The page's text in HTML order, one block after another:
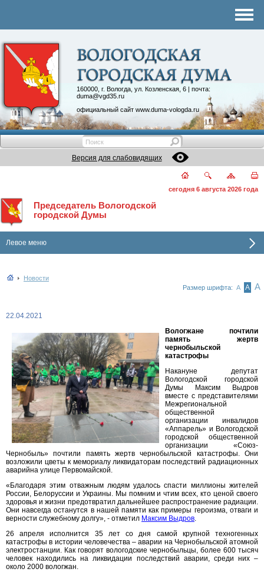
160000, г. Вологда, ул. Козленская, 6 | почта:
duma@vgd35.ru
официальный сайт www.duma-vologda.ru
Контакты
Депутатские объединения
Версия для слабовидящих
сегодня 6 августа 2026 года
Председатель Вологодской
городской Думы
Левое меню
Новости
Размер шрифта: А А А
22.04.2021
Вологжане почтили
память жертв
чернобыльской
катастрофы
Накануне депутат
Вологодской городской
Думы Максим Выдров
вместе с представителями
Межрегиональной
общественной
организации инвалидов
«Аппарель» и Вологодской
городской общественной
организации «Союз-
Чернобыль» почтили память жертв чернобыльской катастрофы. Они
возложили цветы к мемориалу ликвидаторам последствий радиационных
аварийна улице Первомайской.
«Благодаря этим отважным людям удалось спасти миллионы жителей
России, Белоруссии и Украины. Мы помним и чтим всех, кто ценой своего
здоровья и жизни предотвратил дальнейшее распространение радиации.
Они навсегда останутся в нашей памяти как примеры героизма, отваги и
верности служебному долгу», - отметил Максим Выдров.
26 апреля исполнится 35 лет со дня самой крупной техногенных
катастрофы в истории человечества – аварии на Чернобыльской атомной
электростанции. Как говорят вологодские чернобыльцы, более 600 тысяч
человек находились на ликвидации последствий аварии, среди них –
около 2000 вологжан.